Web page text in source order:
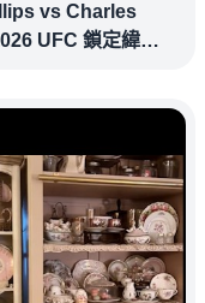
vs Charles
UFC 鎖定緯